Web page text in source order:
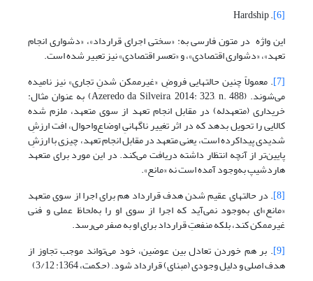
[6]
. Hardship
این واژه در متون فارسی به: «سختی اجرای قرارداد»، «دشواری انجام
تعهد»، «دشواری اقتصادی»، و «تعسر اقتصادی» نیز تعبیر شده است.
[7] . معمولاً چنین حالتهایی فروضِ «غیرممکن شدنِ تجاری» نیز نامیده
می‌شوند. (Azeredo da Silveira, 2014: 323, n. 488) به عنوان مثال:
خریداری (متعهدله) در مقابل انجام تعهد از سوی متعهد، ملزم شده
کالایی را تحویل بدهد که در اثر تغییر ناگهانیِ اوضاع‌واحوال، افت ارزشِ
شدیدی پیداکرده است، یعنی متعهد در مقابل انجام تعهد، چیزی با ارزشِ
پایین‌تر از آنچه انتظار داشته دریافت می‌کند. در این مورد برای متعهد
هاردشیپ به‌وجود آمده است نه «مانع».
[8] . در حالتهای عقیم شدن هدف قرارداد هم برای اجرا از سوی متعهد
«مانع»‌ای به‌وجود نمی‌آید که اجرا از سوی او را به‌لحاظ عملی و فنی
غیرممکن کند، بلکه منفعتِ قرارداد برای او به صفر می‌رسد.
[9] . بر هم خوردن تعادل بین عوضین، خود می‌تواند موجب تجاوز از
هدف اصلی و دلیل وجودی (مبنای) قرارداد شود. (حکمت، 1364: 3/12)